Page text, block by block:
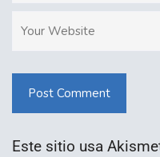
Post Comment
Este sitio usa